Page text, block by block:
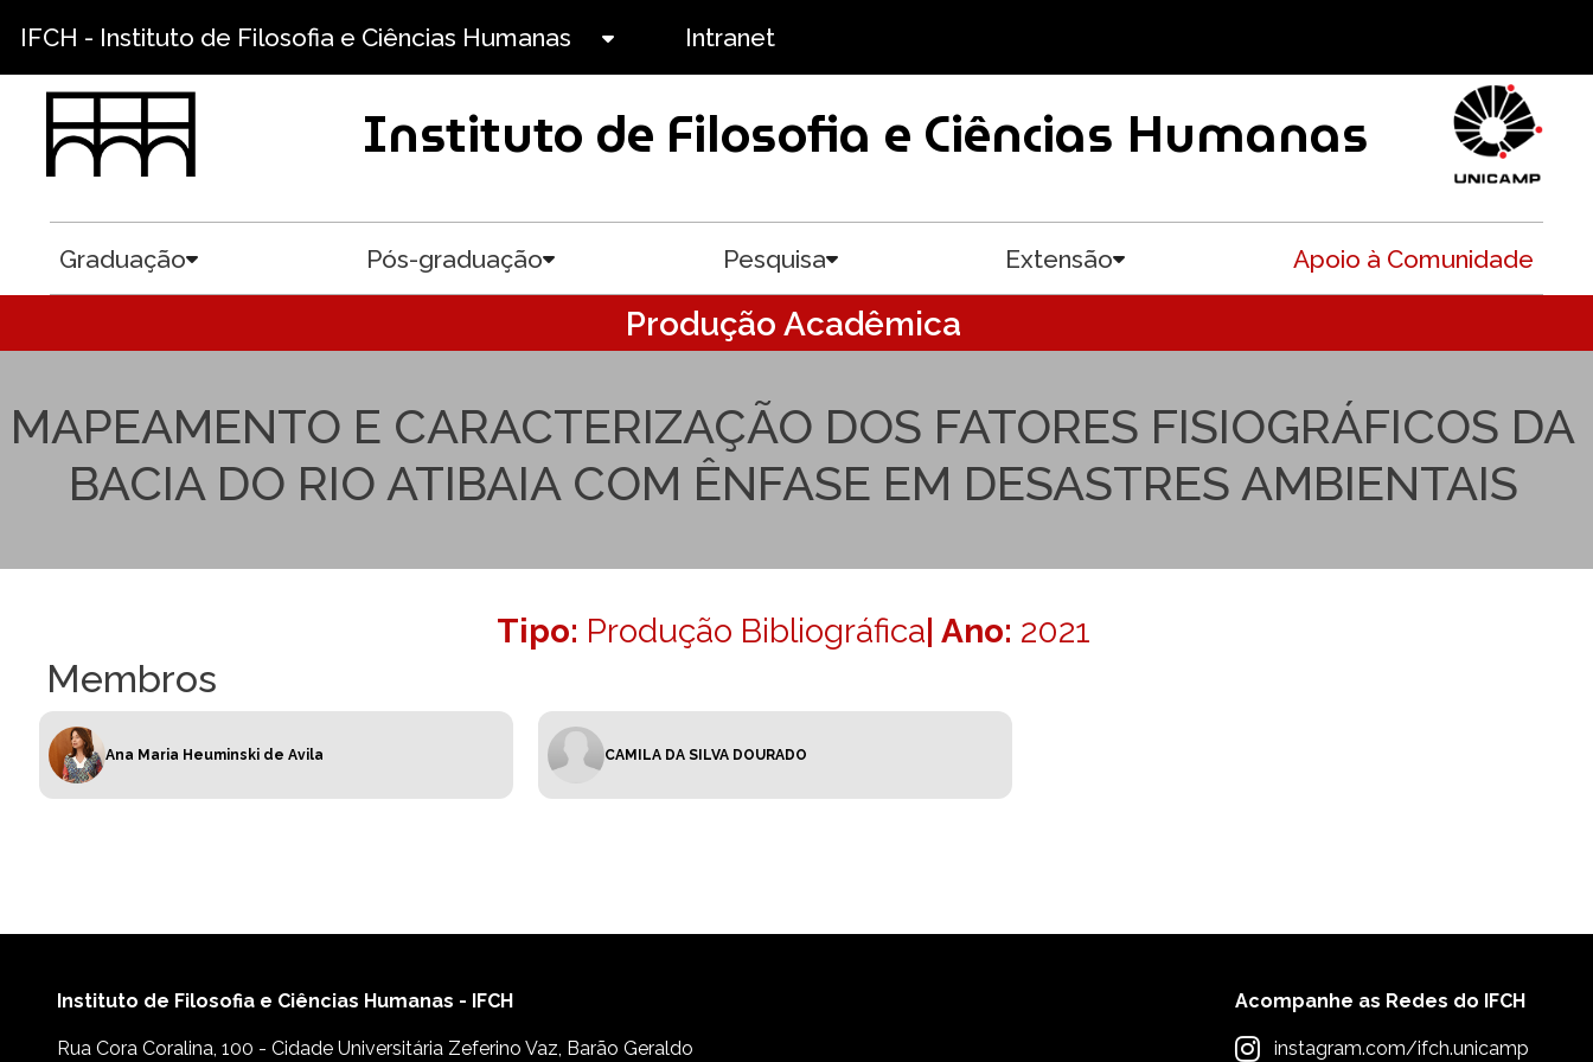
IFCH - Instituto de Filosofia e Ciências Humanas Intranet
Instituto de Filosofia e Ciências Humanas
Graduação Pós-graduação Pesquisa Extensão Apoio à Comunidade
Produção Acadêmica
MAPEAMENTO E CARACTERIZAÇÃO DOS FATORES FISIOGRÁFICOS DA
BACIA DO RIO ATIBAIA COM ÊNFASE EM DESASTRES AMBIENTAIS
Tipo: Produção Bibliográfica| Ano: 2021
Membros
Ana Maria Heuminski de Avila CAMILA DA SILVA DOURADO
Instituto de Filosofia e Ciências Humanas - IFCH
Rua Cora Coralina, 100 - Cidade Universitária Zeferino Vaz, Barão Geraldo
Acompanhe as Redes do IFCH
instagram.com/ifch.unicamp